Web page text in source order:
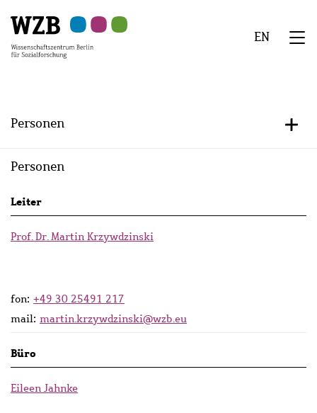
Hauptinhalt
springen
Navigation
springen
Suche
springen
Sekundärnavigation
springen
Fußzeile
springen
EN
Personen +/-
Personen
Persons
lists
Leiter
Prof. Dr. Martin Krzywdzinski
fon: +49 30 25491 217
mail: martin.krzywdzinski@wzb.eu
Büro
Eileen Jahnke